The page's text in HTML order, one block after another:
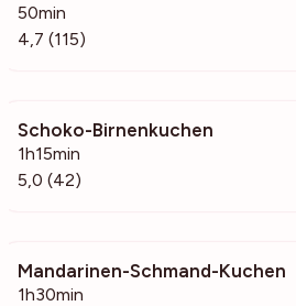
50min
4,7 (115)
Schoko-Birnenkuchen
1h15min
5,0 (42)
Mandarinen-Schmand-Kuchen
1h30min